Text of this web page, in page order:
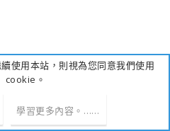
18
使用本站，則視為您同意我們使用
cookie。
學習更多內容。……